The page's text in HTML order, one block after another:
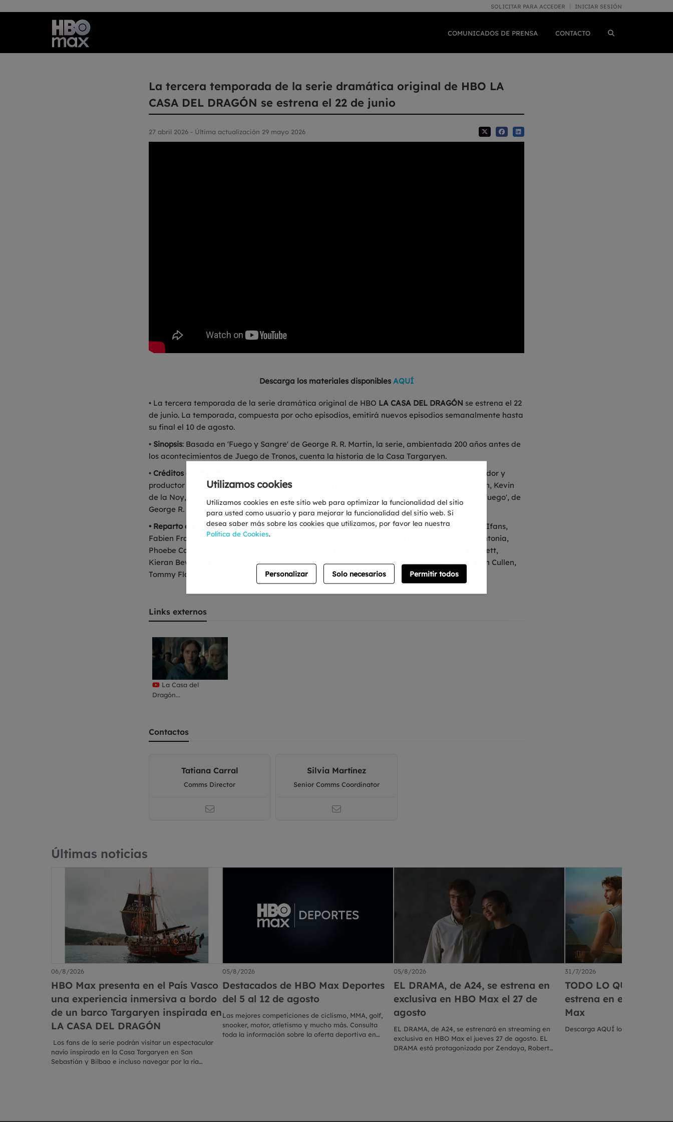
Utilizamos cookies
Utilizamos cookies en este sitio web para optimizar la funcionalidad del sitio
para usted como usuario y para mejorar la funcionalidad del sitio web. Si
desea saber más sobre las cookies que utilizamos, por favor lea nuestra
Política de Cookies
Personalizar Solo necesarios Permitir todos
SOLICITAR PARA ACCEDER INICIAR SESIÓN
COMUNICADOS DE PRENSA CONTACTO
La tercera temporada de la serie dramática original de HBO LA
CASA DEL DRAGÓN se estrena el 22 de junio
27 abril 2026 - Última actualización 29 mayo 2026
Descarga los materiales disponibles AQUÍ
• La tercera temporada de la serie dramática original de HBO LA CASA DEL DRAGÓN se estrena el 22
de junio. La temporada, compuesta por ocho episodios, emitirá nuevos episodios semanalmente hasta
su final el 10 de agosto.
• Sinopsis: Basada en 'Fuego y Sangre' de George R. R. Martin, la serie, ambientada 200 años antes de
los acontecimientos de Juego de Tronos, cuenta la historia de la Casa Targaryen.
• Créditos de la temporada 3
: Creador, showrunner y productor ejecutivo, Ryan Condal; Creador y
productor ejecutivo, George R. R. Martin; Productores ejecutivos: Sara Hess, Melissa Bernstein, Kevin
de la Noy, Vince Gerardis, David Hancock y Philippa Goslett. Basada en 'Canción de hielo y fuego', de
George R. R. Martin.
• Reparto de la temporada 3:Matt Smith, Emma D’Arcy, Olivia Cooke, Steve Toussaint, Rhys Ifans,
Fabien Frankel, Ewan Mitchell, Tom Glynn-Carney, Sonoya Mizuno, Harry Collett, Bethany Antonia,
Phoebe Campbell, Phia Saban, Jefferson Hall, Matthew Needham, James Norton, Tom Bennett,
Kieran Bew, Kurt Egyiawan, Freddie Fox, Clinton Liberty, Gayle Rankin, Abubakar Salim, Tom Cullen,
Tommy Flanagan, Dan Fogler, Joplin Sibtain y Barry Sloane.
Links externos
La Casa del
Dragón...
Contactos
Tatiana Carral
Comms Director
Silvia Martínez
Senior Comms Coordinator
Últimas noticias
06/8/2026
HBO Max presenta en el País Vasco
una experiencia inmersiva a bordo
de un barco Targaryen inspirada en
LA CASA DEL DRAGÓN
Los fans de la serie podrán visitar un espectacular
navío inspirado en la Casa Targaryen en San
Sebastián y Bilbao e incluso navegar por la ría
05/8/2026
Destacados de HBO Max Deportes
del 5 al 12 de agosto
Las mejores competiciones de ciclismo, MMA, golf,
snooker, motor, atletismo y mucho más. Consulta
toda la información sobre la oferta deportiva en
05/8/2026
EL DRAMA, de A24, se estrena en
exclusiva en HBO Max el 27 de
agosto
EL DRAMA, de A24, se estrenará en streaming en
exclusiva en HBO Max el jueves 27 de agosto. EL
DRAMA está protagonizada por Zendaya, Robert
31/7/2026
TODO LO QUE
estrena en exclusiva
Max
Descarga AQUÍ los materiales